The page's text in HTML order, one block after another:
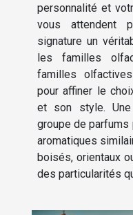
personnalité et
vous attendent
signature un
les familles
familles
pour affiner le
et son style.
groupe de
aromatiques
boisés, orientaux
des particularités